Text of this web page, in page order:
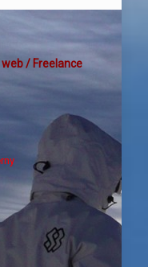
/ Freelance